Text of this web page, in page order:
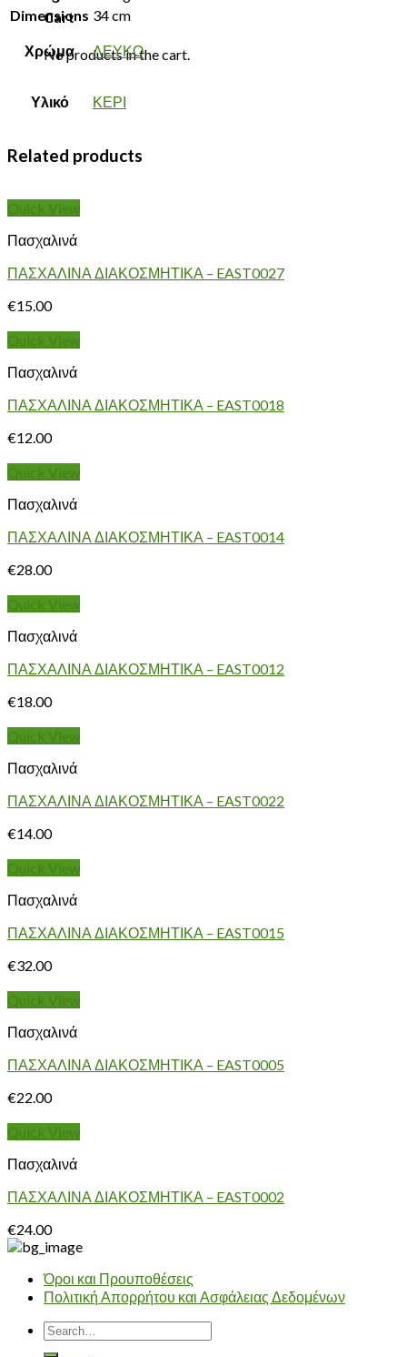
Cart
No products in the cart.
Dimensions 34 cm
Χρώμα ΛΕΥΚΟ
Υλικό ΚΕΡΙ
Related products
Quick View
Πασχαλινά
ΠΑΣΧΑΛΙΝΑ ΔΙΑΚΟΣΜΗΤΙΚΑ – EAST0027
€15.00
Quick View
Πασχαλινά
ΠΑΣΧΑΛΙΝΑ ΔΙΑΚΟΣΜΗΤΙΚΑ – EAST0018
€12.00
Quick View
Πασχαλινά
ΠΑΣΧΑΛΙΝΑ ΔΙΑΚΟΣΜΗΤΙΚΑ – EAST0014
€28.00
Quick View
Πασχαλινά
ΠΑΣΧΑΛΙΝΑ ΔΙΑΚΟΣΜΗΤΙΚΑ – EAST0012
€18.00
Quick View
Πασχαλινά
ΠΑΣΧΑΛΙΝΑ ΔΙΑΚΟΣΜΗΤΙΚΑ – EAST0022
€14.00
Quick View
Πασχαλινά
ΠΑΣΧΑΛΙΝΑ ΔΙΑΚΟΣΜΗΤΙΚΑ – EAST0015
€32.00
Quick View
Πασχαλινά
ΠΑΣΧΑΛΙΝΑ ΔΙΑΚΟΣΜΗΤΙΚΑ – EAST0005
€22.00
Quick View
Πασχαλινά
ΠΑΣΧΑΛΙΝΑ ΔΙΑΚΟΣΜΗΤΙΚΑ – EAST0002
€24.00
Όροι και Προυποθέσεις
Πολιτική Απορρήτου και Ασφάλειας Δεδομένων
Search
for: